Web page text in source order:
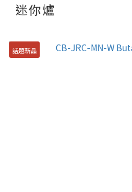
迷你爐
話題新品